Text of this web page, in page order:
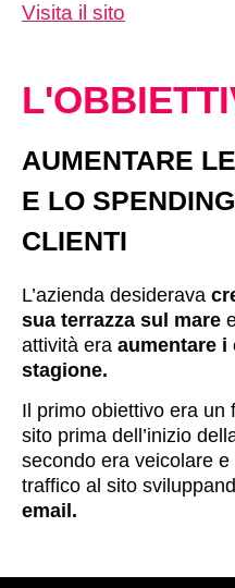
Visita il sito
AUMENTARE
E LO
CLIENTI
L’azienda desiderava
sua terrazza sul mare
attività era aumentare
stagione.
Il primo obiettivo era un
sito prima dell’inizio
secondo era veicolare
traffico al sito
email.